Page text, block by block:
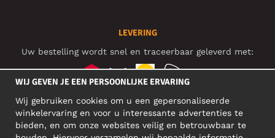
LEVERING
Uw bestelling wordt snel en traceerbaar geleverd met:
SOCIAL MEDIA
WIJ GEVEN JE EEN PERSOONLIJKE ERVARING
Wij gebruiken cookies om u een gepersonaliseerde
winkelervaring en voor u interessante advertenties te
bieden, en om onze websites veilig en betrouwbaar te